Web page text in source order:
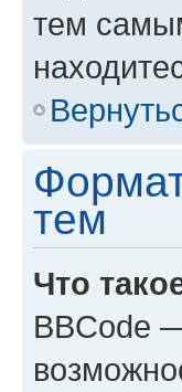
тем
тем
Что
BBCode